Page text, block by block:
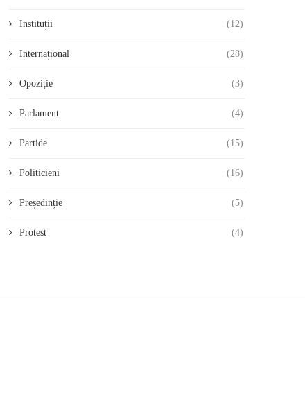
Instituții (12)
Internațional (28)
Opoziție (3)
Parlament (4)
Partide (15)
Politicieni (16)
Președinție (5)
Protest (4)